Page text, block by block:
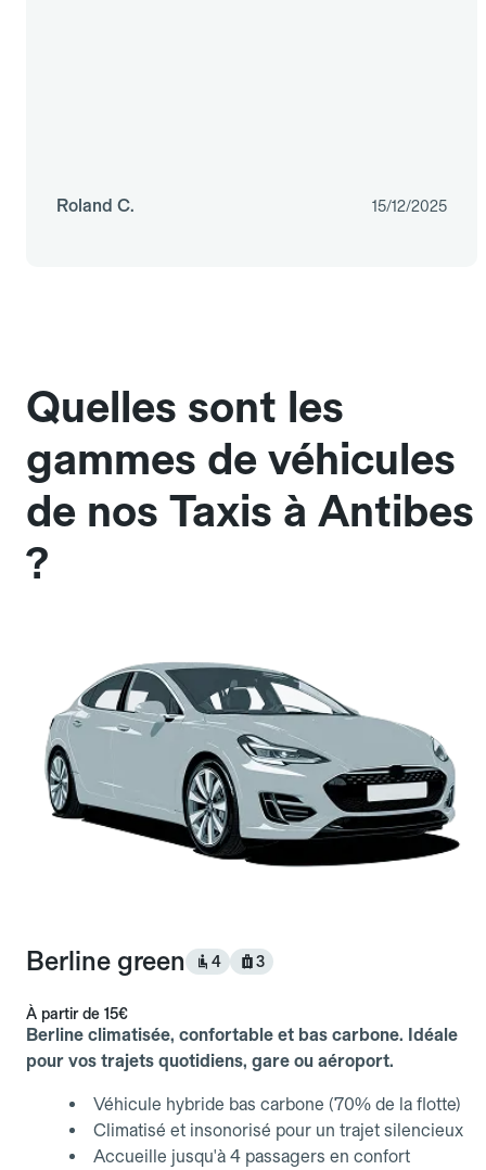
Roland C. 15/12/2025
Quelles sont les
gammes de véhicules
de nos Taxis à Antibes
?
Berline green 4 3
À partir de 15€
Berline climatisée, confortable et bas carbone. Idéale
pour vos trajets quotidiens, gare ou aéroport.
Véhicule hybride bas carbone (70% de la flotte)
Climatisé et insonorisé pour un trajet silencieux
Accueille jusqu'à 4 passagers en confort